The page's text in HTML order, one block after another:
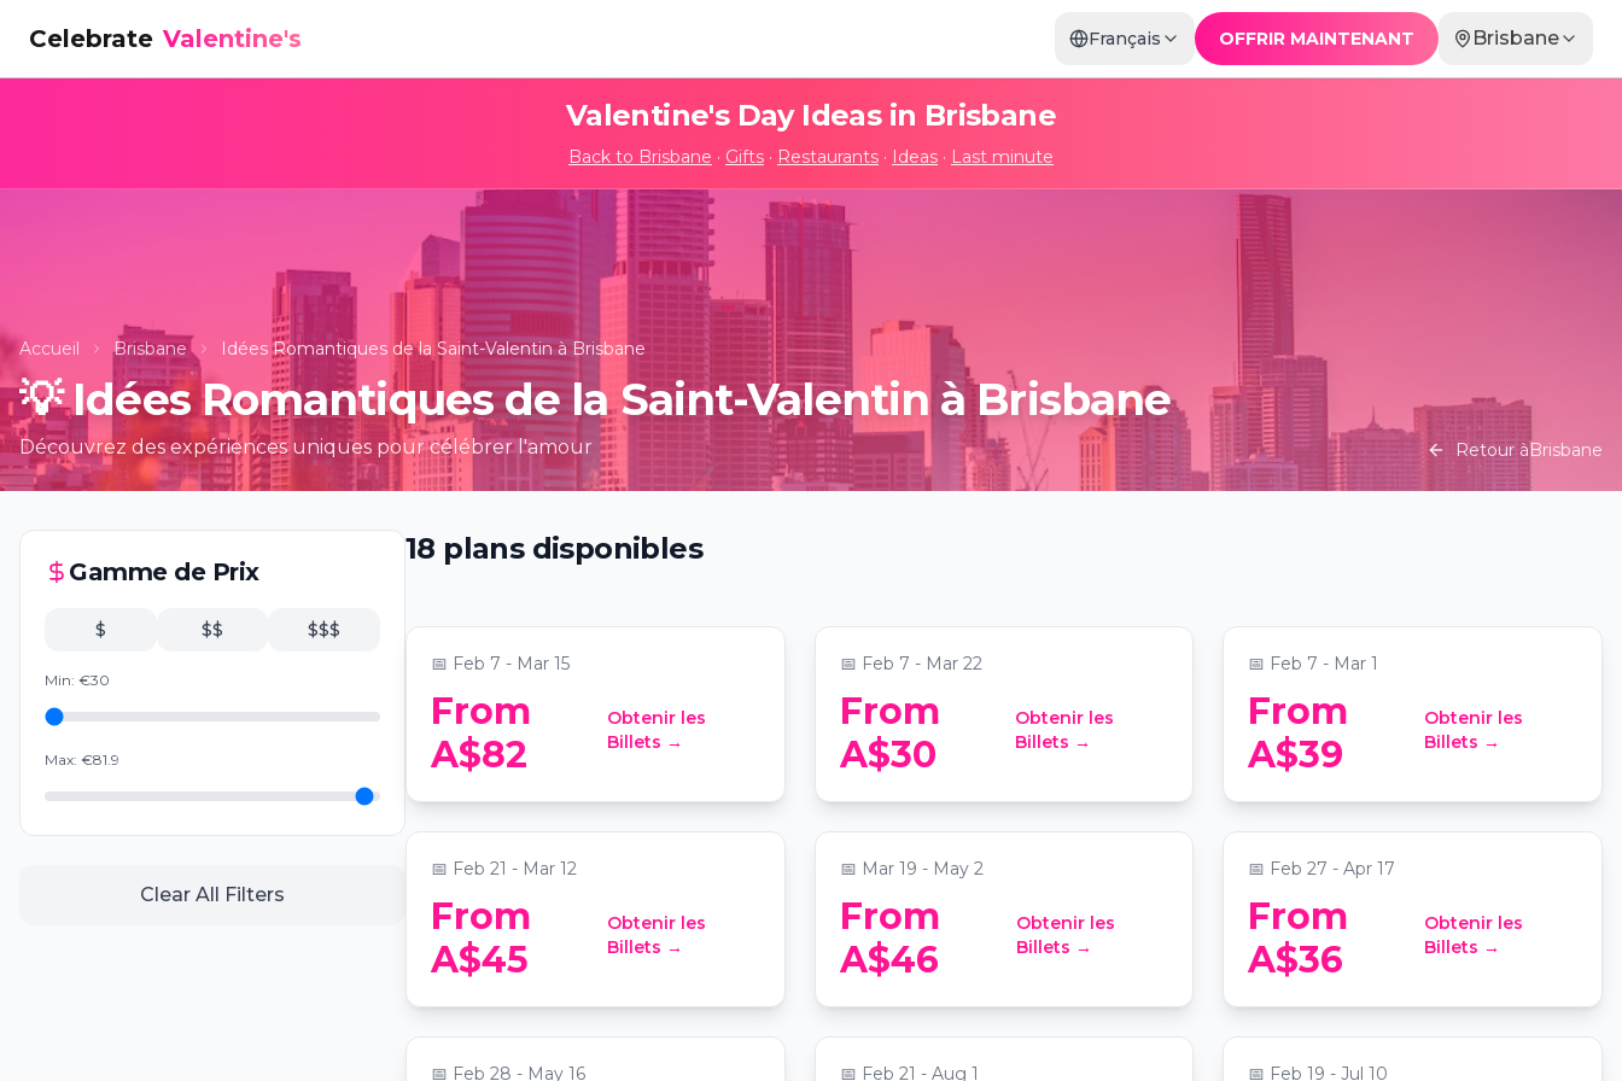
Celebrate Valentine's Français OFFRIR MAINTENANT Brisbane
Valentine's Day Ideas in Brisbane
Back to Brisbane · Gifts · Restaurants · Ideas · Last minute
Accueil Brisbane Idées Romantiques de la Saint-Valentin à Brisbane
💡 Idées Romantiques de la Saint-Valentin à Brisbane
Découvrez des expériences uniques pour célébrer l'amour Retour àBrisbane
Gamme de Prix
$ $$ $$$
Min: €30
Max: €81.9
Clear All Filters
18 plans disponibles
Blanc de Blanc Encore
📅 Feb 7 - Mar 15
From
A$82
Obtenir les
Billets →
📅 Feb 7 - Mar 22
From
A$30
Obtenir les
Billets →
Defiance
📅 Feb 7 - Mar 1
From
A$39
Obtenir les
Billets →
Candlelight: The Lord of the
Rings
📍Saint John's Anglican Cathedral
📅 Feb 21 - Mar 12
From
A$45
Obtenir les
Billets →
Candlelight: Best of
Bridgerton on Strings
📍Saint John's Anglican Cathedral
📅 Mar 19 - May 2
From
A$46
Obtenir les
Billets →
Candlelight: Tribute to Queen
& The Beatles
📍Grand on Ann
📅 Feb 27 - Apr 17
From
A$36
Obtenir les
Billets →
Candlelight: Tribute to Taylor
Swift
📍Grand on Ann
📅 Feb 28 - May 16
Ballet of Lights: Sleeping
Beauty in a Sparkling Show
📍QUT Gardens Theatre
📅 Feb 21 - Aug 1
Candlelight: Hans Zimmer's
Best Works
📍Saint John's Anglican Cathedral
📅 Feb 19 - Jul 10